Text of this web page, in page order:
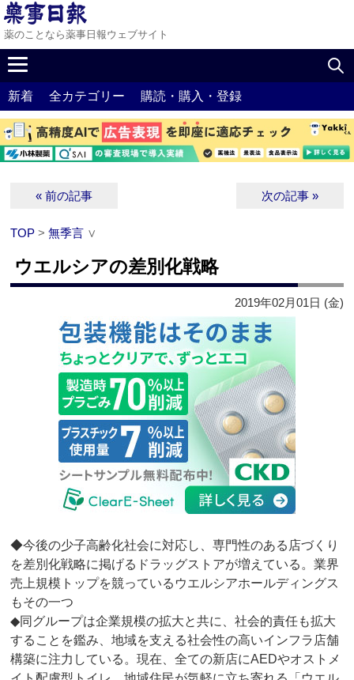
薬のことなら薬事日報ウェブサイト
新着 全カテゴリー 購読・購入・登録
« 前の記事 次の記事 »
TOP >無季言 ∨
ウエルシアの差別化戦略
2019年02月01日 (金)
◆今後の少子高齢化社会に対応し、専門性のある店づくり
を差別化戦略に掲げるドラッグストアが増えている。業界
売上規模トップを競っているウエルシアホールディングス
もその一つ
◆同グループは企業規模の拡大と共に、社会的責任も拡大
することを鑑み、地域を支える社会性の高いインフラ店舗
構築に注力している。現在、全ての新店にAEDやオストメ